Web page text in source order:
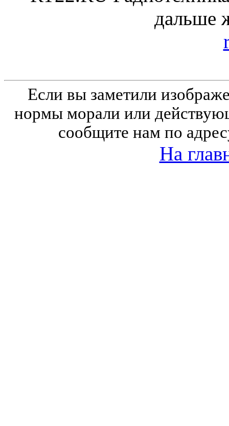
дальше
Если вы заметили
нормы морали или
сообщите нам по
На